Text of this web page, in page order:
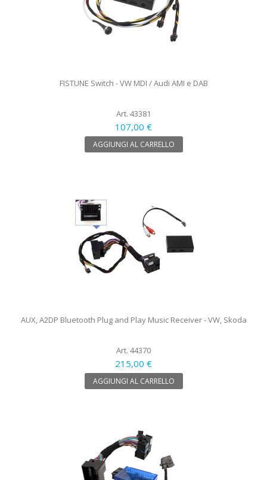
FISTUNE Switch - VW MDI / Audi AMI e DAB
Art. 43381
107,00 €
AGGIUNGI AL CARRELLO
AUX, A2DP Bluetooth Plug and Play Music Receiver - VW, Skoda
Art. 44370
215,00 €
AGGIUNGI AL CARRELLO